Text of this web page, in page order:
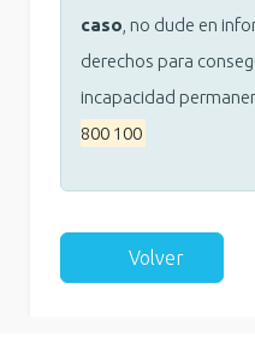
caso , no dude en
derechos para
incapacidad
800 100
Volver